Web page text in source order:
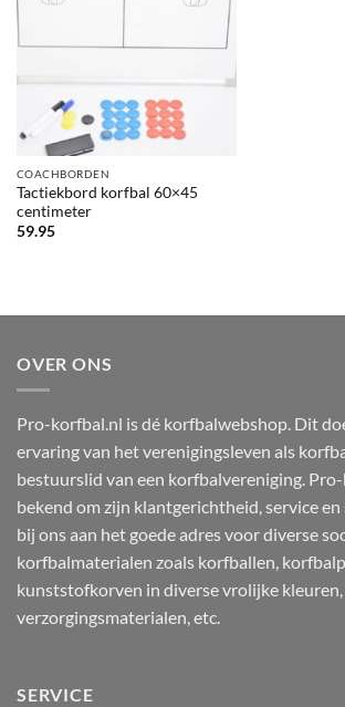
COACHBORDEN
Tactiekbord korfbal 60×45
centimeter
59.95
OVER ONS
Pro-korfbal.nl is dé korfbalwebshop. Dit
ervaring van het verenigingsleven als
bestuurslid van een korfbalvereniging.
bekend om zijn klantgerichtheid, service
bij ons aan het goede adres voor diverse
korfbalmaterialen zoals korfballen,
kunststofkorven in diverse vrolijke kleuren,
verzorgingsmaterialen, etc.
SERVICE